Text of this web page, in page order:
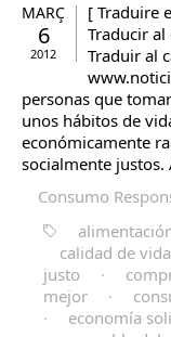
MARÇ
6
2012
[ Traduire
Traducir
Traduir al
personas que
unos hábitos de
económicamente
socialmente justos.
Consumo
calidad de vida
justo
·
mejor
·
·
economía